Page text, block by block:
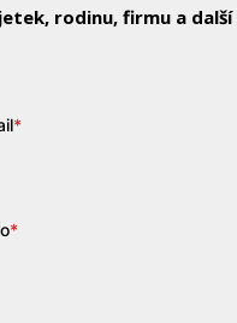
rodinu, firmu a další
*
*